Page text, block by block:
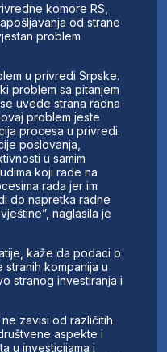
komore RS,
od strane
problem
u privredi Srpske.
problem sa pitanjem
uvede strana radna
problem jeste
procesa u privredi.
poslovanja,
u samim
koji rade na
rada jer im
do napretka radne
naglasila je
kaže da podaci o
stranih kompanija u
stranog investiranja i
zavisi od različitih
aspekte i
u investicijama i